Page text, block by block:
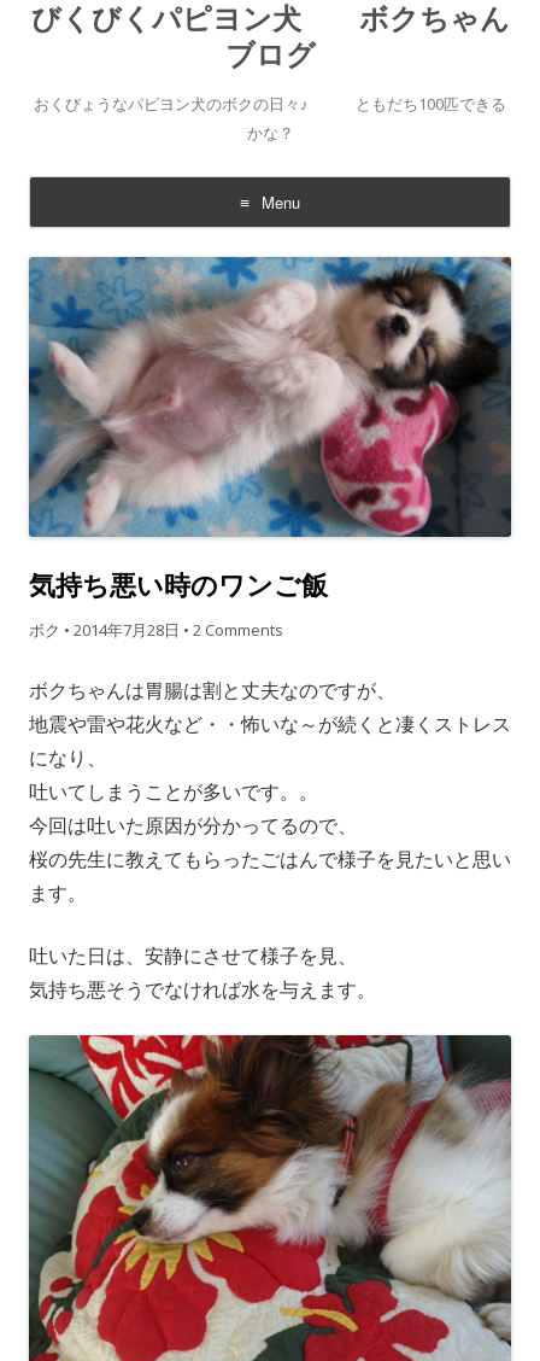
びくびくパピヨン犬 ボクちゃん
ブログ
おくびょうなパピヨン犬のボクの日々♪ ともだち100匹できる
かな？
Menu
Skip to content
気持ち悪い時のワンご飯
ボク • 2014年7月28日 • 2 Comments
ボクちゃんは胃腸は割と丈夫なのですが、
地震や雷や花火など・・怖いな～が続くと凄くストレス
になり、
吐いてしまうことが多いです。。
今回は吐いた原因が分かってるので、
桜の先生に教えてもらったごはんで様子を見たいと思い
ます。
吐いた日は、安静にさせて様子を見、
気持ち悪そうでなければ水を与えます。